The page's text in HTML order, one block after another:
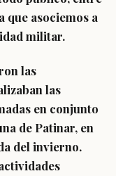
que asociemos a
militar.
las
las
en conjunto
de Patinar, en
del invierno.